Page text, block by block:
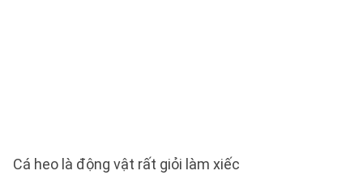
Cá heo là động vật rất giỏi làm xiếc